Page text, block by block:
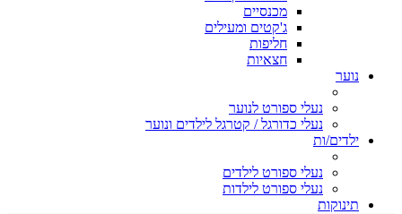
מכנסיים
ג'קטים ומעילים
חליפות
חצאיות
נוער
נעלי ספורט לנוער
נעלי כדורגל / קטרגל לילדים ונוער
ילדים/ות
נעלי ספורט לילדים
נעלי ספורט לילדות
תינוקות